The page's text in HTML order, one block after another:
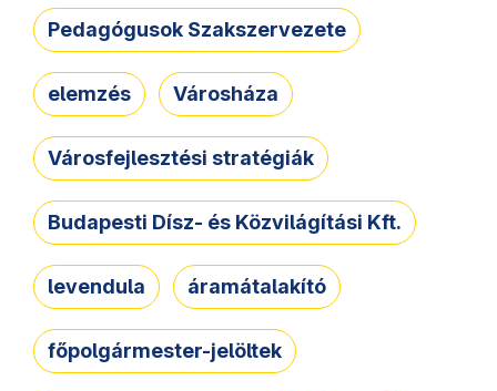
Pedagógusok Szakszervezete
elemzés Városháza
Városfejlesztési stratégiák
Budapesti Dísz- és Közvilágítási Kft.
levendula áramátalakító
főpolgármester-jelöltek